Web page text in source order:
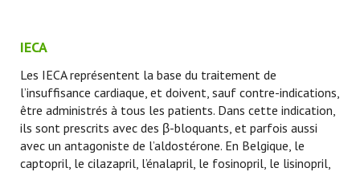
IECA
Les IECA représentent la base du traitement de
l’insuffisance cardiaque, et doivent, sauf contre-indications,
être administrés à tous les patients. Dans cette indication,
ils sont prescrits avec des β-bloquants, et parfois aussi
avec un antagoniste de l’aldostérone. En Belgique, le
captopril, le cilazapril, l’énalapril, le fosinopril, le lisinopril,